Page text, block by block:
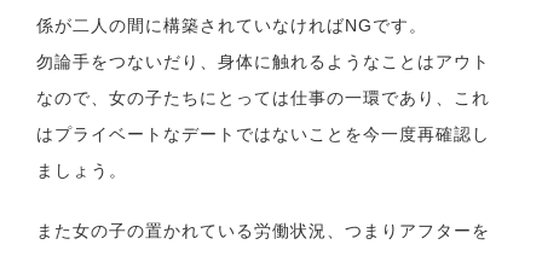
係が二人の間に構築されていなければNGです。
勿論手をつないだり、身体に触れるようなことはアウト
なので、女の子たちにとっては仕事の一環であり、これ
はプライベートなデートではないことを今一度再確認し
ましょう。
また女の子の置かれている労働状況、つまりアフターを